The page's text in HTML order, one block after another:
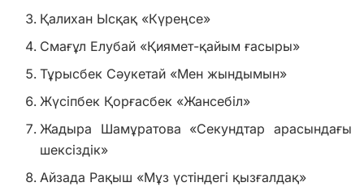
Қалихан Ысқақ «Күреңсе»
Смағұл Елубай «Қиямет-қайым ғасыры»
Тұрысбек Сәукетай «Мен жындымын»
Жүсіпбек Қорғасбек «Жансебіл»
Жадыра Шамұратова «Секундтар арасындағы
шексіздік»
Айзада Рақыш «Мұз үстіндегі қызғалдақ»